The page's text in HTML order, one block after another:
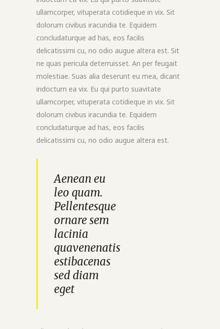
ullamcorper, vituperata cotidieque in vix. Sit
dolorum civibus iracundia te. Equidem
concludaturque ad has, eos facilis
delicatissimi cu, no odio augue altera est. Sit
ne quas pericula deterruisset. An per feugait
molestiae. Suas alia deserunt eu mea, dicant
indoctum ea vix. Eu qui purto suavitate
ullamcorper, vituperata cotidieque in vix. Sit
dolorum civibus iracundia te. Equidem
concludaturque ad has, eos facilis
delicatissimi cu, no odio augue altera est.
Aenean eu
leo quam.
Pellentesque
ornare sem
lacinia
quavenenatis
estibacenas
sed diam
eget